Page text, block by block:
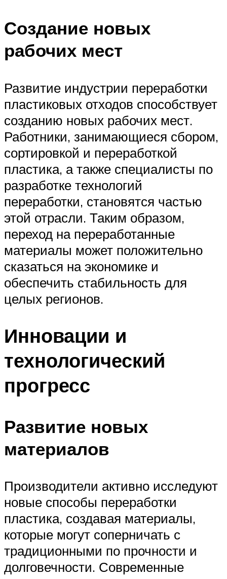
Создание новых
рабочих мест
Развитие индустрии переработки
пластиковых отходов способствует
созданию новых рабочих мест.
Работники, занимающиеся сбором,
сортировкой и переработкой
пластика, а также специалисты по
разработке технологий
переработки, становятся частью
этой отрасли. Таким образом,
переход на переработанные
материалы может положительно
сказаться на экономике и
обеспечить стабильность для
целых регионов.
Инновации и
технологический
прогресс
Развитие новых
материалов
Производители активно исследуют
новые способы переработки
пластика, создавая материалы,
которые могут соперничать с
традиционными по прочности и
долговечности. Современные